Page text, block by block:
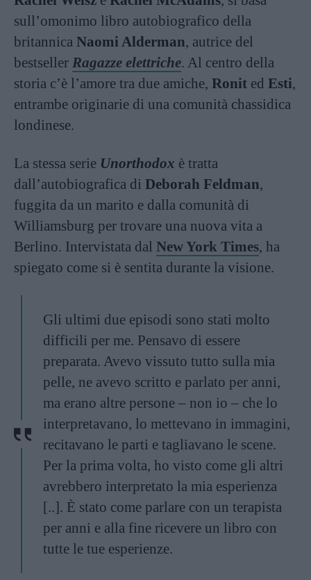
sull’omonimo libro autobiografico della
britannica Naomi Alderman, autrice del
bestseller Ragazze elettriche. Al centro della
storia c’è l’amore tra due amiche, Ronit ed Esti,
entrambe originarie di una comunità chassidica
londinese.
La stessa serie Unorthodox è tratta
dall’autobiografica di Deborah Feldman,
fuggita da un marito e dalla comunità di
Williamsburg per trovare una nuova vita a
Berlino. Intervistata dal New York Times, ha
spiegato come si è sentita durante la visione.
Gli ultimi due episodi sono stati molto
difficili per me. Pensavo di essere
preparata. Avevo vissuto tutto sulla mia
pelle, ne avevo scritto e parlato per anni,
ma erano altre persone – non io – che lo
interpretavano, lo mettevano in immagini,
recitavano le parti e tagliavano le scene.
Per la prima volta, ho visto come gli altri
avrebbero interpretato la mia esperienza
[..]. È stato come parlare con un terapista
per anni e alla fine ricevere un libro con
tutte le tue esperienze.